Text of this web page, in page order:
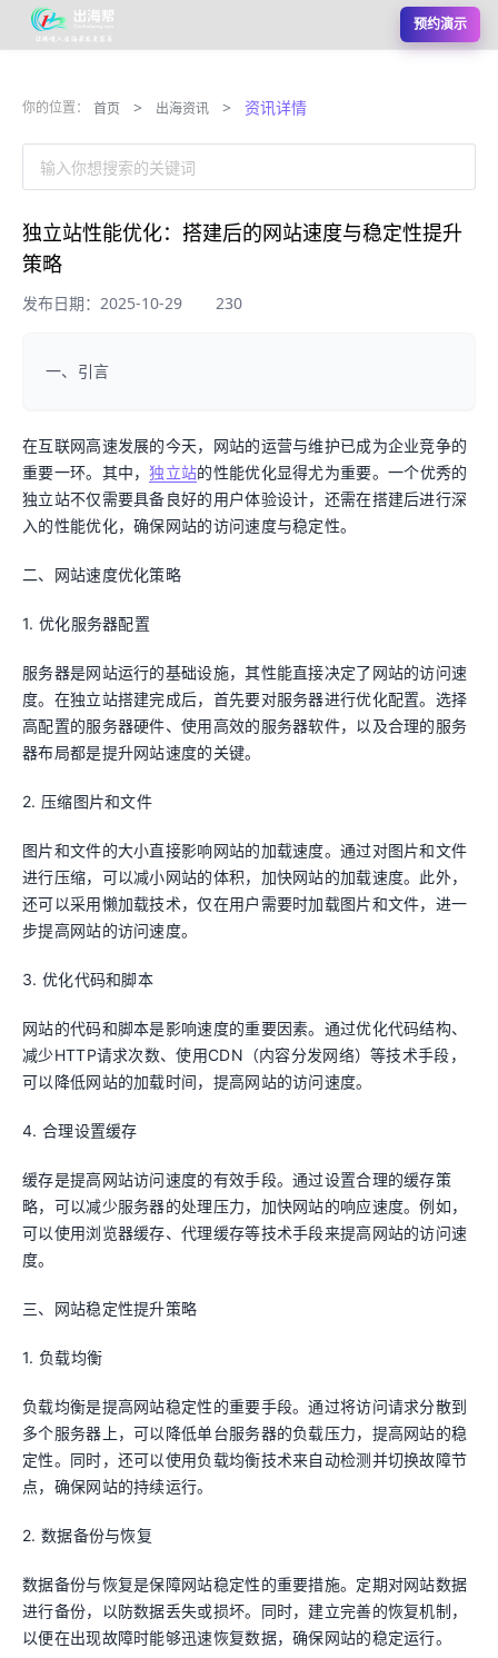
预约演示
你的位置： 首页 > 出海资讯 > 资讯详情
输入你想搜索的关键词
独立站性能优化：搭建后的网站速度与稳定性提升
策略
发布日期：2025-10-29 230
一、引言
在互联网高速发展的今天，网站的运营与维护已成为企业竞争的
重要一环。其中，独立站的性能优化显得尤为重要。一个优秀的
独立站不仅需要具备良好的用户体验设计，还需在搭建后进行深
入的性能优化，确保网站的访问速度与稳定性。
二、网站速度优化策略
1. 优化服务器配置
服务器是网站运行的基础设施，其性能直接决定了网站的访问速
度。在独立站搭建完成后，首先要对服务器进行优化配置。选择
高配置的服务器硬件、使用高效的服务器软件，以及合理的服务
器布局都是提升网站速度的关键。
2. 压缩图片和文件
图片和文件的大小直接影响网站的加载速度。通过对图片和文件
进行压缩，可以减小网站的体积，加快网站的加载速度。此外，
还可以采用懒加载技术，仅在用户需要时加载图片和文件，进一
步提高网站的访问速度。
3. 优化代码和脚本
网站的代码和脚本是影响速度的重要因素。通过优化代码结构、
减少HTTP请求次数、使用CDN（内容分发网络）等技术手段，
可以降低网站的加载时间，提高网站的访问速度。
4. 合理设置缓存
缓存是提高网站访问速度的有效手段。通过设置合理的缓存策
略，可以减少服务器的处理压力，加快网站的响应速度。例如，
可以使用浏览器缓存、代理缓存等技术手段来提高网站的访问速
度。
三、网站稳定性提升策略
1. 负载均衡
负载均衡是提高网站稳定性的重要手段。通过将访问请求分散到
多个服务器上，可以降低单台服务器的负载压力，提高网站的稳
定性。同时，还可以使用负载均衡技术来自动检测并切换故障节
点，确保网站的持续运行。
2. 数据备份与恢复
数据备份与恢复是保障网站稳定性的重要措施。定期对网站数据
进行备份，以防数据丢失或损坏。同时，建立完善的恢复机制，
以便在出现故障时能够迅速恢复数据，确保网站的稳定运行。